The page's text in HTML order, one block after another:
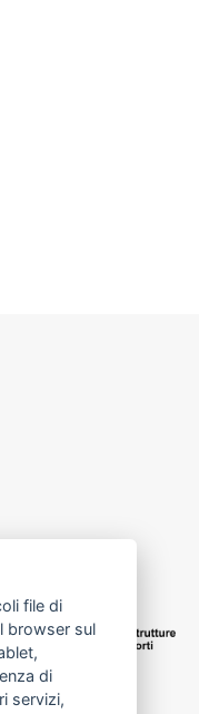
file di
browser sul
di
servizi,